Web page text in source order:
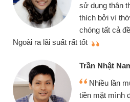
sử dụng thân
thích bởi vì
chóng tất cả
Ngoài ra lãi suất rất tốt
Trần Nhật
Nhiều lần
tiền mặt mình